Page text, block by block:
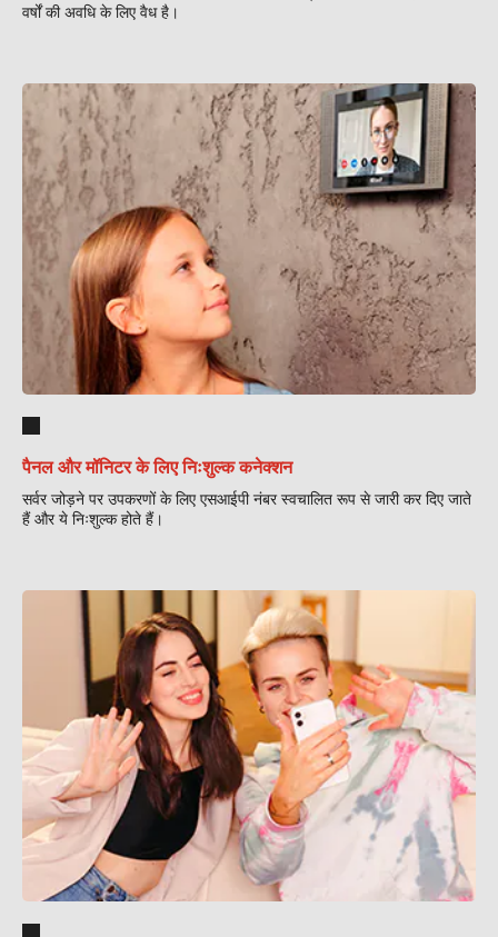
वर्षों की अवधि के लिए वैध है।
पैनल और मॉनिटर के लिए निःशुल्क कनेक्शन
सर्वर जोड़ने पर उपकरणों के लिए एसआईपी नंबर स्वचालित रूप से जारी कर दिए जाते
हैं और ये निःशुल्क होते हैं।